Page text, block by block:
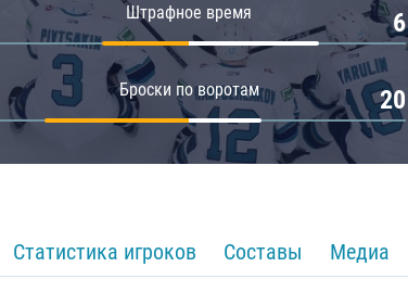
Штрафное время 6
Броски по воротам 20
Статистика игроков Составы Медиа